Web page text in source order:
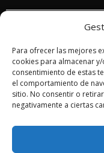
Para ofrecer las mejores
cookies para almacenar
consentimiento de estas
el comportamiento de
sitio. No consentir o
negativamente a ciertas
FINANCIADO POR LA
MECANISMO DE
© 2025